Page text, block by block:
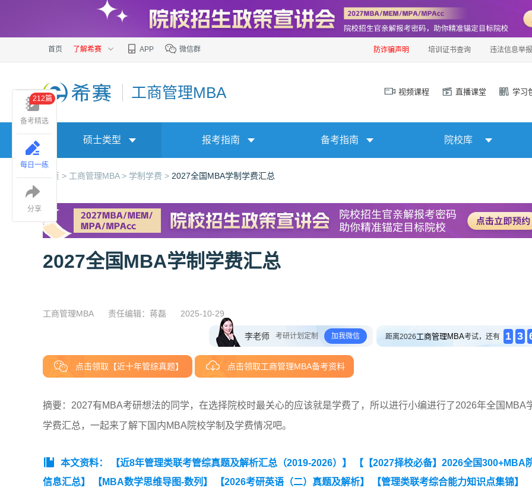
首页 了解希赛 APP 微信群 防诈骗声明 培训证书查询 违法信息举报
工商管理MBA 视频课程 直播课堂 学习
硕士类型 报考指南 备考指南 院校库
首页 > 工商管理MBA > 学制学费 > 2027全国MBA学制学费汇总
2027全国MBA学制学费汇总
工商管理MBA 责任编辑：蒋磊 2025-10-29
李老师 考研计划定制 加我微信 距离2026工商管理MBA考试，还有 1 3
点击领取【近十年管综真题】 点击领取工商管理MBA备考资料
摘要：2027有MBA考研想法的同学，在选择院校时最关心的应该就是学费了，所以进行小编进行了2026年全国MBA
学费汇总，一起来了解下国内MBA院校学制及学费情况吧。
本文资料： 【近8年管理类联考管综真题及解析汇总（2019-2026）】
【【2027择校必备】2026全国300+MBA
信息汇总】
【MBA数学思维导图-数列】 【2026考研英语（二）真题及解析】 【管理类联考综合能力知识点集锦】
备考精选
212篇
每日一练
分享